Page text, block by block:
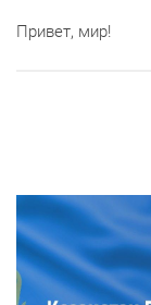
Привет, мир!